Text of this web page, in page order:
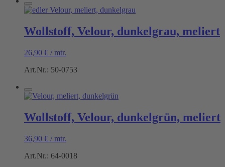
Wollstoff, Velour, dunkelgrau, meliert
26,90 € / mtr.
Art.Nr.: 50-0753
Wollstoff, Velour, dunkelgrün, meliert
36,90 € / mtr.
Art.Nr.: 64-0018